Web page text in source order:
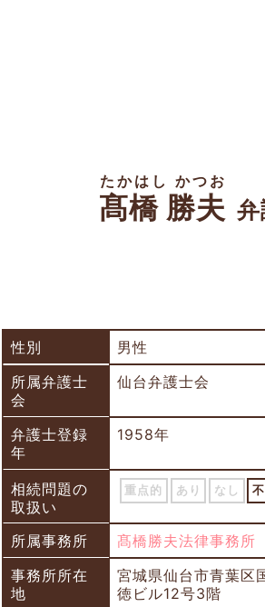
髙橋 勝夫
たかはし かつお
性別
男性
所属弁護士
会
仙台弁護士会
弁護士登録
年
1958年
相続問題の
取扱い
重点的 あり なし
所属事務所
髙橋勝夫法律事務所
事務所所在
地
宮城県仙台市青葉区
徳ビル12号3階